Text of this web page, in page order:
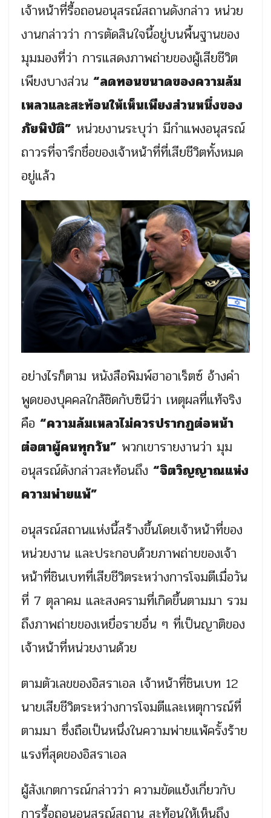
เจ้าหน้าที่รื้อถอนอนุสรณ์สถานดังกล่าว หน่วย
งานกล่าวว่า การตัดสินใจนี้อยู่บนพื้นฐานของ
มุมมองที่ว่า การแสดงภาพถ่ายของผู้เสียชีวิต
เพียงบางส่วน “ลดทอนขนาดของความล้ม
เหลวและสะท้อนให้เห็นเพียงส่วนหนึ่งของ
ภัยพิบัติ” หน่วยงานระบุว่า มีกำแพงอนุสรณ์
ถาวรที่จารึกชื่อของเจ้าหน้าที่ที่เสียชีวิตทั้งหมด
อยู่แล้ว
อย่างไรก็ตาม หนังสือพิมพ์ฮาอาเร็ตซ์ อ้างคำ
พูดของบุคคลใกล้ชิดกับซินีว่า เหตุผลที่แท้จริง
คือ “ความล้มเหลวไม่ควรปรากฏต่อหน้า
ต่อตาผู้คนทุกวัน” พวกเขารายงานว่า มุม
อนุสรณ์ดังกล่าวสะท้อนถึง “จิตวิญญาณแห่ง
ความพ่ายแพ้”
อนุสรณ์สถานแห่งนี้สร้างขึ้นโดยเจ้าหน้าที่ของ
หน่วยงาน และประกอบด้วยภาพถ่ายของเจ้า
หน้าที่ชินเบทที่เสียชีวิตระหว่างการโจมตีเมื่อวัน
ที่ 7 ตุลาคม และสงครามที่เกิดขึ้นตามมา รวม
ถึงภาพถ่ายของเหยื่อรายอื่น ๆ ที่เป็นญาติของ
เจ้าหน้าที่หน่วยงานด้วย
ตามตัวเลขของอิสราเอล เจ้าหน้าที่ชินเบท 12
นายเสียชีวิตระหว่างการโจมตีและเหตุการณ์ที่
ตามมา ซึ่งถือเป็นหนึ่งในความพ่ายแพ้ครั้งร้าย
แรงที่สุดของอิสราเอล
ผู้สังเกตการณ์กล่าวว่า ความขัดแย้งเกี่ยวกับ
การรื้อถอนอนุสรณ์สถาน สะท้อนให้เห็นถึง